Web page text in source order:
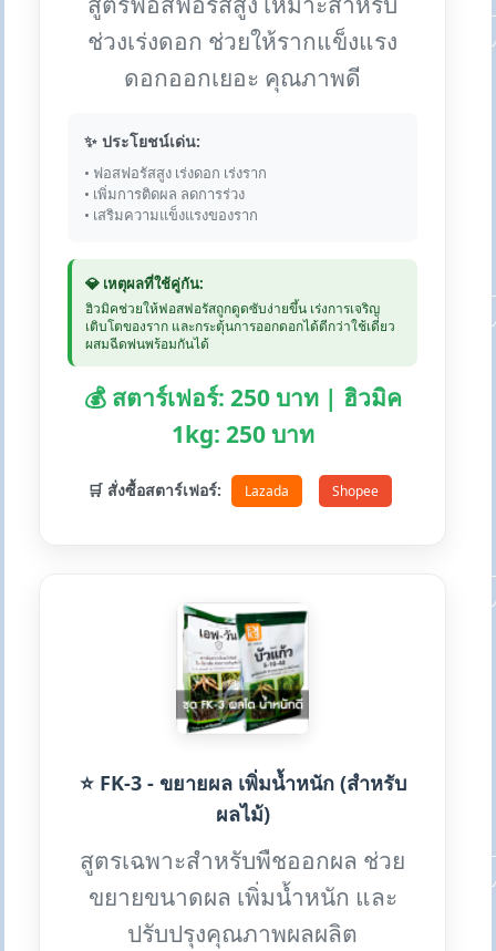
ช่วงเร่งดอก ช่วยให้รากแข็งแรง
ดอกออกเยอะ คุณภาพดี
✨ ประโยชน์เด่น:
• ฟอสฟอรัสสูง เร่งดอก เร่งราก
• เพิ่มการติดผล ลดการร่วง
• เสริมความแข็งแรงของราก
💎 เหตุผลที่ใช้คู่กัน:
ฮิวมิคช่วยให้ฟอสฟอรัสถูกดูดซับง่ายขึ้น เร่งการเจริญ
เติบโตของราก และกระตุ้นการออกดอกได้ดีกว่าใช้เดี่ยว
ผสมฉีดพ่นพร้อมกันได้
💰 สตาร์เฟอร์: 250 บาท | ฮิวมิค
1kg: 250 บาท
🛒 สั่งซื้อสตาร์เฟอร์: Lazada Shopee
⭐ FK-3 - ขยายผล เพิ่มน้ำหนัก (สำหรับ
ผลไม้)
สูตรเฉพาะสำหรับพืชออกผล ช่วย
ขยายขนาดผล เพิ่มน้ำหนัก และ
ปรับปรุงคุณภาพผลผลิต